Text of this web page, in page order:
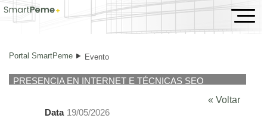
Evento
Portal SmartPeme Evento
PRESENCIA EN INTERNET E TÉCNICAS SEO
« Voltar
Data 19/05/2026